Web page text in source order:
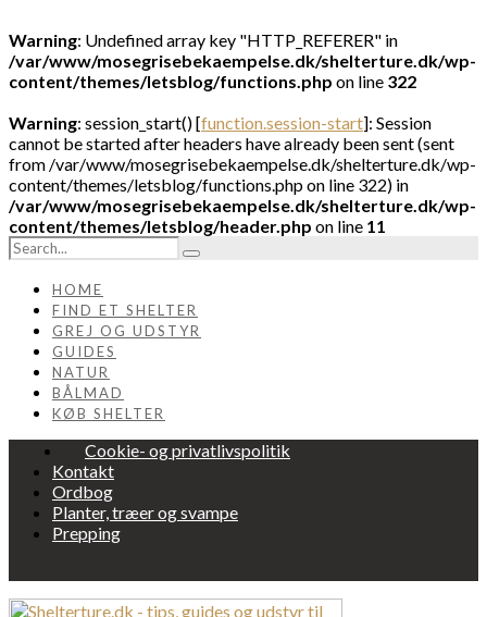
Warning: Undefined array key "HTTP_REFERER" in
/var/www/mosegrisebekaempelse.dk/shelterture.dk/wp-
content/themes/letsblog/functions.php on line 322
Warning: session_start() [function.session-start]: Session
cannot be started after headers have already been sent (sent
from /var/www/mosegrisebekaempelse.dk/shelterture.dk/wp-
content/themes/letsblog/functions.php on line 322) in
/var/www/mosegrisebekaempelse.dk/shelterture.dk/wp-
content/themes/letsblog/header.php on line 11
HOME
FIND ET SHELTER
GREJ OG UDSTYR
GUIDES
NATUR
BÅLMAD
KØB SHELTER
Cookie- og privatlivspolitik
Kontakt
Ordbog
Planter, træer og svampe
Prepping